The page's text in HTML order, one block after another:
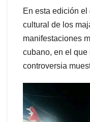
En esta edición
cultural de los
manifestaciones
cubano, en el que
controversia